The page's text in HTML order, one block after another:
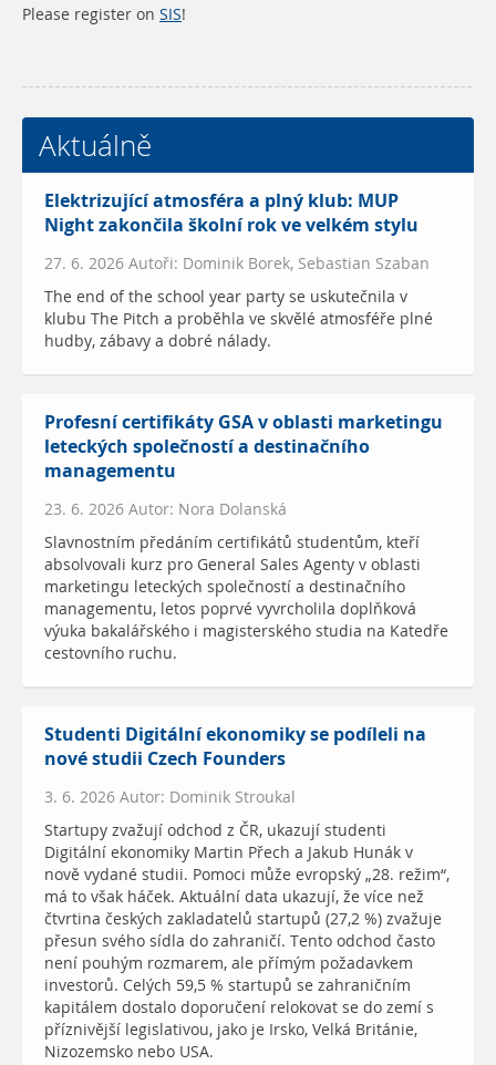
Please register on SIS!
Aktuálně
Elektrizující atmosféra a plný klub: MUP
Night zakončila školní rok ve velkém stylu
27. 6. 2026 Autoři: Dominik Borek, Sebastian Szaban
The end of the school year party se uskutečnila v
klubu The Pitch a proběhla ve skvělé atmosféře plné
hudby, zábavy a dobré nálady.
Profesní certifikáty GSA v oblasti marketingu
leteckých společností a destinačního
managementu
23. 6. 2026 Autor: Nora Dolanská
Slavnostním předáním certifikátů studentům, kteří
absolvovali kurz pro General Sales Agenty v oblasti
marketingu leteckých společností a destinačního
managementu, letos poprvé vyvrcholila doplňková
výuka bakalářského i magisterského studia na Katedře
cestovního ruchu.
Studenti Digitální ekonomiky se podíleli na
nové studii Czech Founders
3. 6. 2026 Autor: Dominik Stroukal
Startupy zvažují odchod z ČR, ukazují studenti
Digitální ekonomiky Martin Přech a Jakub Hunák v
nově vydané studii. Pomoci může evropský „28. režim“,
má to však háček. Aktuální data ukazují, že více než
čtvrtina českých zakladatelů startupů (27,2 %) zvažuje
přesun svého sídla do zahraničí. Tento odchod často
není pouhým rozmarem, ale přímým požadavkem
investorů. Celých 59,5 % startupů se zahraničním
kapitálem dostalo doporučení relokovat se do zemí s
příznivější legislativou, jako je Irsko, Velká Británie,
Nizozemsko nebo USA.